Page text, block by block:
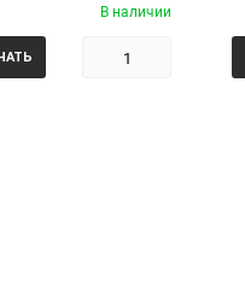
В наличии